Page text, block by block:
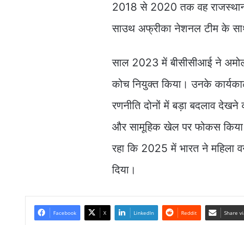
2018 से 2020 तक वह राजस्थान
साउथ अफ्रीका नेशनल टीम के
साल 2023 में बीसीसीआई ने
कोच नियुक्त किया। उनके
रणनीति दोनों में बड़ा बदलाव
और सामूहिक खेल पर फोकस
रहा कि 2025 में भारत ने महिला
दिया।
Facebook X LinkedIn Reddit Share